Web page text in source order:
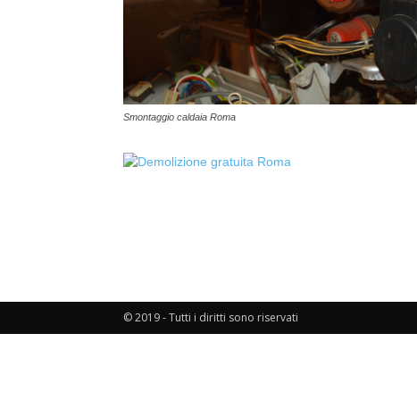
Smontaggio caldaia Roma
© 2019 - Tutti i diritti sono riservati